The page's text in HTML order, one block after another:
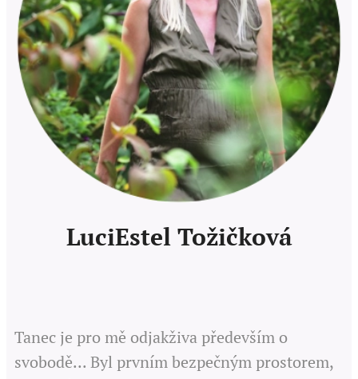
LuciEstel Tožičková
Tanec je pro mě odjakživa především o
svobodě... Byl prvním bezpečným prostorem,